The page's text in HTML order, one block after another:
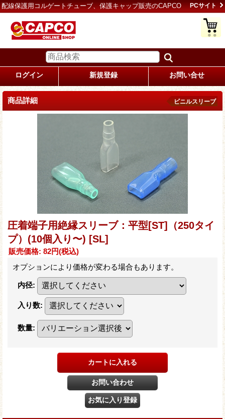
配線保護用コルゲートチューブ、保護キャップ販売のCAPCO PCサイト
ログイン 新規登録 お問い合せ
商品詳細 ビニルスリーブ
圧着端子用絶縁スリーブ：平型[ST]（250タイ
プ）(10個入り〜) [SL]
販売価格: 82円(税込)
オプションにより価格が変わる場合もあります。
内径:
入り数:
数量: